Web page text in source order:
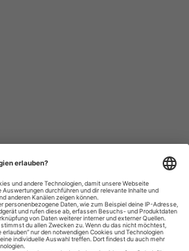
Impressum
Einstellungen